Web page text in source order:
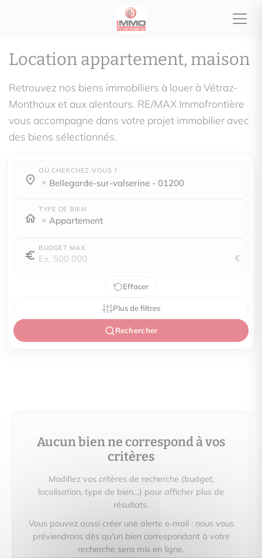
Location appartement, maison
Retrouvez nos biens immobiliers à louer à Vétraz-
Monthoux et aux alentours. RE/MAX Immofrontière
vous accompagne dans votre projet immobilier avec
des biens sélectionnés.
OÙ CHERCHEZ-VOUS ?
Où cherchez-vous ?
bellegarde-sur-valserine - 01200
Où cherchez-vous ?
TYPE DE BIEN
Appartement
BUDGET MAX
€
Effacer
Plus de filtres
Rechercher
Aucun bien ne correspond à vos
critères
Modifiez vos critères de recherche (budget,
localisation, type de bien…) pour afficher plus de
résultats.
Vous pouvez aussi créer une alerte e‑mail : nous vous
préviendrons dès qu'un bien correspondant à votre
recherche sera mis en ligne.